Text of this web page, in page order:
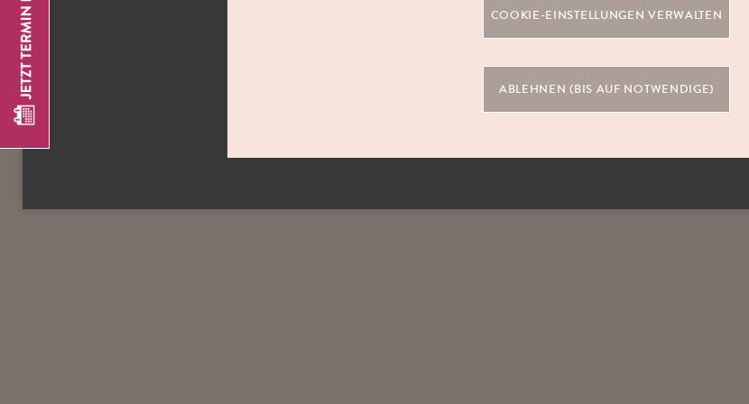
ZUR STUDIOSUCHE
COOKIE-EINSTELLUNGEN VERWALTEN
ABLEHNEN (BIS AUF NOTWENDIGE)